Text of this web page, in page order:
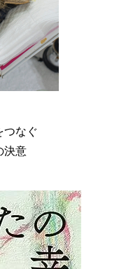
つなぐ
決意